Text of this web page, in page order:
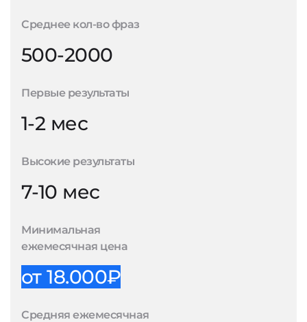
Среднее кол-во фраз
500-2000
Первые результаты
1-2 мес
Высокие результаты
7-10 мес
Минимальная
ежемесячная цена
от 18.000₽
Средняя ежемесячная